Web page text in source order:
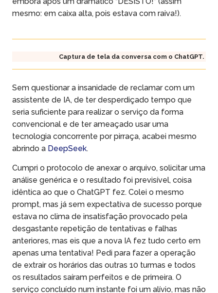
mesmo: em caixa alta, pois estava com raiva!).
Captura de tela da conversa com o ChatGPT.
Sem questionar a insanidade de reclamar com um
assistente de IA, de ter desperdiçado tempo que
seria suficiente para realizar o serviço da forma
convencional e de ter ameaçado usar uma
tecnologia concorrente por pirraça, acabei mesmo
abrindo a DeepSeek.
Cumpri o protocolo de anexar o arquivo, solicitar uma
análise genérica e o resultado foi previsível, coisa
idêntica ao que o ChatGPT fez. Colei o mesmo
prompt, mas já sem expectativa de sucesso porque
estava no clima de insatisfação provocado pela
desgastante repetição de tentativas e falhas
anteriores, mas eis que a nova IA fez tudo certo em
apenas uma tentativa! Pedi para fazer a operação
de extrair os horários das outras 10 turmas e todos
os resultados saíram perfeitos e de primeira. O
serviço concluído num instante foi um alívio, mas não